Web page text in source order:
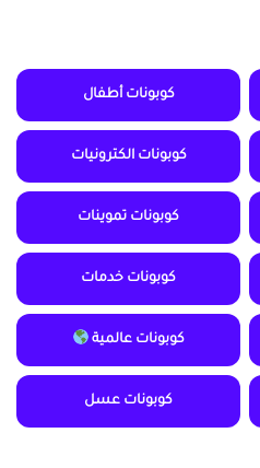
كوبونات أطفال
كوبونات الكترونيات
كوبونات تموينات
كوبونات خدمات
كوبونات عالمية
كوبونات عسل